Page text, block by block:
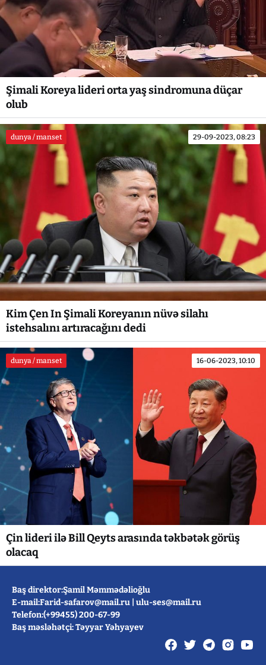
Şimali Koreya lideri orta yaş sindromuna düçar
olub
dunya / manset 29-09-2023, 08:23
Kim Çen In Şimali Koreyanın nüvə silahı
istehsalını artıracağını dedi
dunya / manset 16-06-2023, 10:10
Çin lideri ilə Bill Qeyts arasında təkbətək görüş
olacaq
Baş direktor:Şamil Məmmədəlioğlu
E-mail:Farid-safarov@mail.ru ulu-ses@mail.ru
Telefon:(+99455) 200-67-99
Baş məsləhətçi: Təyyar Yəhyayev